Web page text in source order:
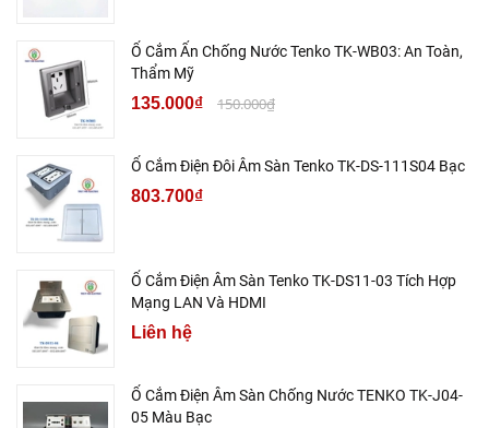
Ổ Cắm Ẩn Chống Nước Tenko TK-WB03: An Toàn,
Thẩm Mỹ
135.000₫ 150.000₫
Ổ Cắm Điện Đôi Âm Sàn Tenko TK-DS-111S04 Bạc
803.700₫
Ổ Cắm Điện Âm Sàn Tenko TK-DS11-03 Tích Hợp
Mạng LAN Và HDMI
Liên hệ
Ổ Cắm Điện Âm Sàn Chống Nước TENKO TK-J04-
05 Màu Bạc